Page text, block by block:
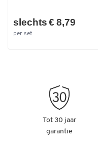
slechts € 8,79
per set
Tot 30 jaar
garantie